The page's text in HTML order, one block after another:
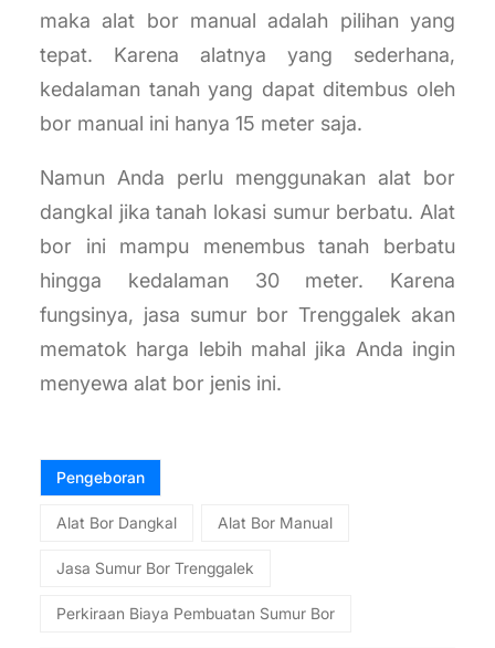
maka alat bor manual adalah pilihan yang
tepat. Karena alatnya yang sederhana,
kedalaman tanah yang dapat ditembus oleh
bor manual ini hanya 15 meter saja.
Namun Anda perlu menggunakan alat bor
dangkal jika tanah lokasi sumur berbatu. Alat
bor ini mampu menembus tanah berbatu
hingga kedalaman 30 meter. Karena
fungsinya, jasa sumur bor Trenggalek akan
mematok harga lebih mahal jika Anda ingin
menyewa alat bor jenis ini.
Pengeboran
Alat Bor Dangkal Alat Bor Manual
Jasa Sumur Bor Trenggalek
Perkiraan Biaya Pembuatan Sumur Bor